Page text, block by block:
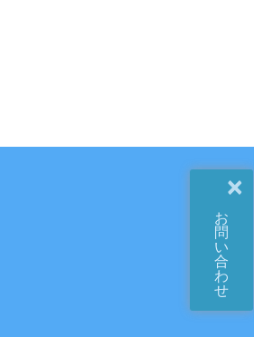
×
お
問
い
合
わ
せ